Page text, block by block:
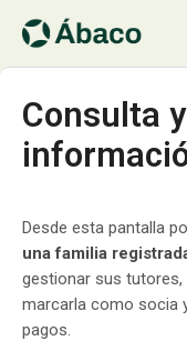
Consulta
Desde esta pantalla
una familia
gestionar sus
marcarla como socia
pagos.